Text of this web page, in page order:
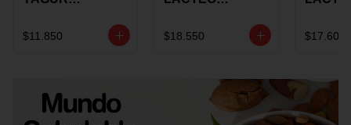
150ML SURTIDO
$11.850
ALQUERIA
$18.550 $17.600